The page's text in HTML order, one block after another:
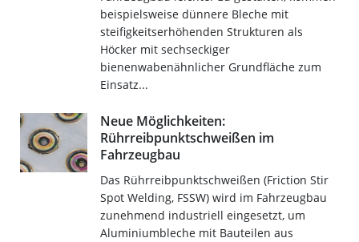
beispielsweise dünnere Bleche mit
steifigkeitserhöhenden Strukturen als
Höcker mit sechseckiger
bienenwabenähnlicher Grundfläche zum
Einsatz...
Neue Möglichkeiten:
Rührreibpunktschweißen im
Fahrzeugbau
Das Rührreibpunktschweißen (Friction Stir
Spot Welding, FSSW) wird im Fahrzeugbau
zunehmend industriell eingesetzt, um
Aluminiumbleche mit Bauteilen aus